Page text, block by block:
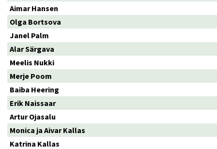
Aimar Hansen
Olga Bortsova
Janel Palm
Alar Särgava
Meelis Nukki
Merje Poom
Baiba Heering
Erik Naissaar
Artur Ojasalu
Monica ja Aivar Kallas
Katrina Kallas